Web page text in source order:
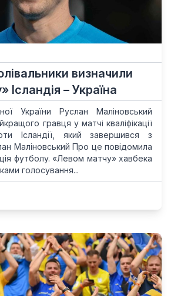
визначили
Ісландія – Україна
України Руслан Маліновський
гравця у матчі кваліфікації
Ісландії, який завершився з
Маліновський Про це повідомила
футболу. «Левом матчу» хавбека
голосування...